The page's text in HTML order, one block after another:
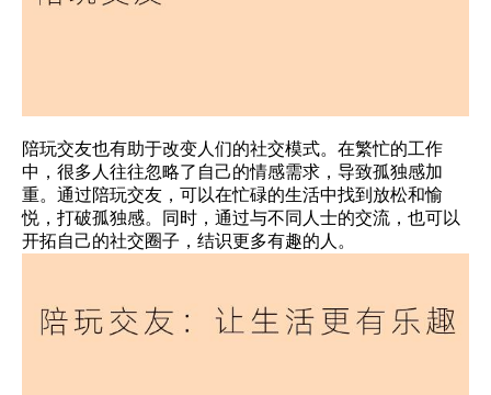
陪玩交友也有助于改变人们的社交模式。在繁忙的工作
中，很多人往往忽略了自己的情感需求，导致孤独感加
重。通过陪玩交友，可以在忙碌的生活中找到放松和愉
悦，打破孤独感。同时，通过与不同人士的交流，也可以
开拓自己的社交圈子，结识更多有趣的人。